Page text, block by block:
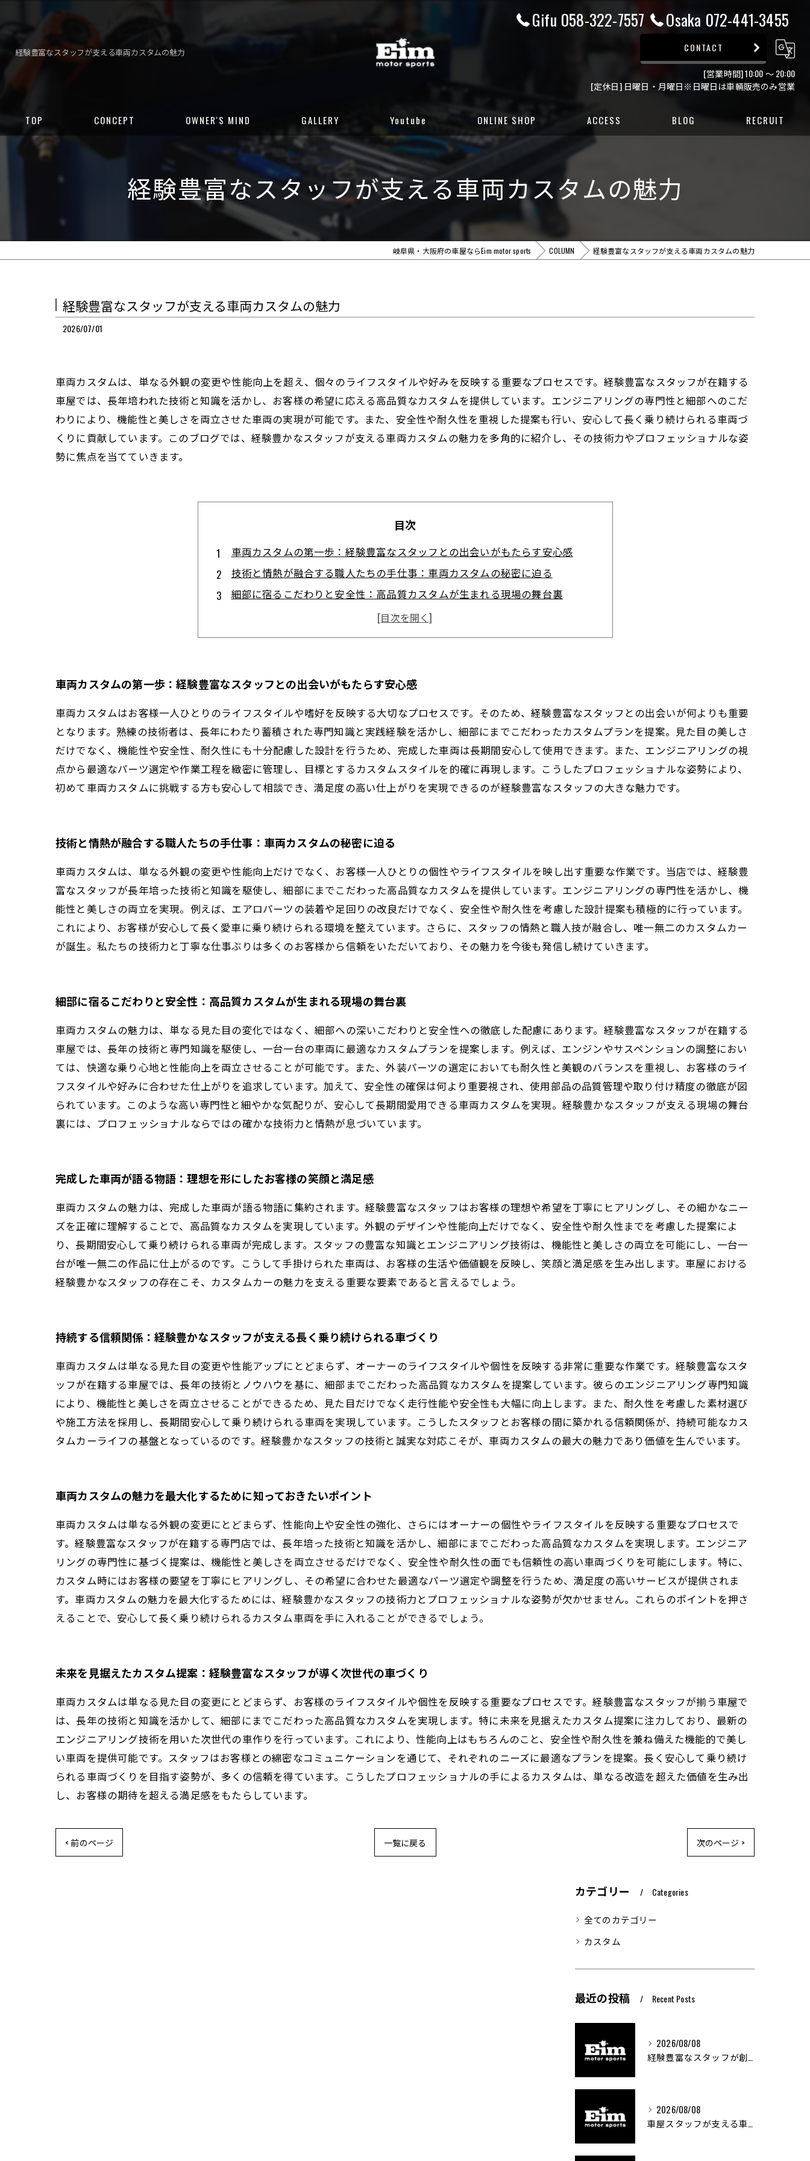
経験豊富なスタッフが支える車両カスタムの魅力
Gifu 058-322-7557 Osaka 072-441-3455
CONTACT
[営業時間] 10:00 ～ 20:00
[定休日] 日曜日・月曜日※日曜日は車輛販売のみ営業
TOP CONCEPT OWNER'S MIND GALLERY
CUSTOM GALLERY
STOCK CARS
DELIVERED CARS
Youtube ONLINE SHOP
岐阜店グーネット
大阪店カーセンサー
大阪店グーネット
ACCESS BLOG RECRUIT
経験豊富なスタッフが支える車両カスタムの魅力
岐阜県・大阪府の車屋ならEim motor sports COLUMN 経験豊富なスタッフが支える車両カスタムの魅力
経験豊富なスタッフが支える車両カスタムの魅力
2026/07/01
車両カスタムは、単なる外観の変更や性能向上を超え、個々のライフスタイルや好みを反映する重要なプロセスです。経験豊富なスタッフが在籍する
車屋では、長年培われた技術と知識を活かし、お客様の希望に応える高品質なカスタムを提供しています。エンジニアリングの専門性と細部へのこだ
わりにより、機能性と美しさを両立させた車両の実現が可能です。また、安全性や耐久性を重視した提案も行い、安心して長く乗り続けられる車両づ
くりに貢献しています。このブログでは、経験豊かなスタッフが支える車両カスタムの魅力を多角的に紹介し、その技術力やプロフェッショナルな姿
勢に焦点を当てていきます。
目次
車両カスタムの第一歩：経験豊富なスタッフとの出会いがもたらす安心感
技術と情熱が融合する職人たちの手仕事：車両カスタムの秘密に迫る
細部に宿るこだわりと安全性：高品質カスタムが生まれる現場の舞台裏
完成した車両が語る物語：理想を形にしたお客様の笑顔と満足感
持続する信頼関係：経験豊かなスタッフが支える長く乗り続けられる車づくり
未来を見据えたカスタム提案：経験豊富なスタッフが導く次世代の車づくり
車両カスタムの第一歩：経験豊富なスタッフとの出会いがもたらす安心感
車両カスタムはお客様一人ひとりのライフスタイルや嗜好を反映する大切なプロセスです。そのため、経験豊富なスタッフとの出会いが何よりも重要
となります。熟練の技術者は、長年にわたり蓄積された専門知識と実践経験を活かし、細部にまでこだわったカスタムプランを提案。見た目の美しさ
だけでなく、機能性や安全性、耐久性にも十分配慮した設計を行うため、完成した車両は長期間安心して使用できます。また、エンジニアリングの視
点から最適なパーツ選定や作業工程を緻密に管理し、目標とするカスタムスタイルを的確に再現します。こうしたプロフェッショナルな姿勢により、
初めて車両カスタムに挑戦する方も安心して相談でき、満足度の高い仕上がりを実現できるのが経験豊富なスタッフの大きな魅力です。
技術と情熱が融合する職人たちの手仕事：車両カスタムの秘密に迫る
車両カスタムは、単なる外観の変更や性能向上だけでなく、お客様一人ひとりの個性やライフスタイルを映し出す重要な作業です。当店では、経験豊
富なスタッフが長年培った技術と知識を駆使し、細部にまでこだわった高品質なカスタムを提供しています。エンジニアリングの専門性を活かし、機
能性と美しさの両立を実現。例えば、エアロパーツの装着や足回りの改良だけでなく、安全性や耐久性を考慮した設計提案も積極的に行っています。
これにより、お客様が安心して長く愛車に乗り続けられる環境を整えています。さらに、スタッフの情熱と職人技が融合し、唯一無二のカスタムカー
が誕生。私たちの技術力と丁寧な仕事ぶりは多くのお客様から信頼をいただいており、その魅力を今後も発信し続けていきます。
細部に宿るこだわりと安全性：高品質カスタムが生まれる現場の舞台裏
車両カスタムの魅力は、単なる見た目の変化ではなく、細部への深いこだわりと安全性への徹底した配慮にあります。経験豊富なスタッフが在籍する
車屋では、長年の技術と専門知識を駆使し、一台一台の車両に最適なカスタムプランを提案します。例えば、エンジンやサスペンションの調整におい
ては、快適な乗り心地と性能向上を両立させることが可能です。また、外装パーツの選定においても耐久性と美観のバランスを重視し、お客様のライ
フスタイルや好みに合わせた仕上がりを追求しています。加えて、安全性の確保は何より重要視され、使用部品の品質管理や取り付け精度の徹底が図
られています。このような高い専門性と細やかな気配りが、安心して長期間愛用できる車両カスタムを実現。経験豊かなスタッフが支える現場の舞台
裏には、プロフェッショナルならではの確かな技術力と情熱が息づいています。
完成した車両が語る物語：理想を形にしたお客様の笑顔と満足感
車両カスタムの魅力は、完成した車両が語る物語に集約されます。経験豊富なスタッフはお客様の理想や希望を丁寧にヒアリングし、その細かなニー
ズを正確に理解することで、高品質なカスタムを実現しています。外観のデザインや性能向上だけでなく、安全性や耐久性までを考慮した提案によ
り、長期間安心して乗り続けられる車両が完成します。スタッフの豊富な知識とエンジニアリング技術は、機能性と美しさの両立を可能にし、一台一
台が唯一無二の作品に仕上がるのです。こうして手掛けられた車両は、お客様の生活や価値観を反映し、笑顔と満足感を生み出します。車屋における
経験豊かなスタッフの存在こそ、カスタムカーの魅力を支える重要な要素であると言えるでしょう。
持続する信頼関係：経験豊かなスタッフが支える長く乗り続けられる車づくり
車両カスタムは単なる見た目の変更や性能アップにとどまらず、オーナーのライフスタイルや個性を反映する非常に重要な作業です。経験豊富なスタ
ッフが在籍する車屋では、長年の技術とノウハウを基に、細部までこだわった高品質なカスタムを提案しています。彼らのエンジニアリング専門知識
により、機能性と美しさを両立させることができるため、見た目だけでなく走行性能や安全性も大幅に向上します。また、耐久性を考慮した素材選び
や施工方法を採用し、長期間安心して乗り続けられる車両を実現しています。こうしたスタッフとお客様の間に築かれる信頼関係が、持続可能なカス
タムカーライフの基盤となっているのです。経験豊かなスタッフの技術と誠実な対応こそが、車両カスタムの最大の魅力であり価値を生んでいます。
車両カスタムの魅力を最大化するために知っておきたいポイント
車両カスタムは単なる外観の変更にとどまらず、性能向上や安全性の強化、さらにはオーナーの個性やライフスタイルを反映する重要なプロセスで
す。経験豊富なスタッフが在籍する専門店では、長年培った技術と知識を活かし、細部にまでこだわった高品質なカスタムを実現します。エンジニア
リングの専門性に基づく提案は、機能性と美しさを両立させるだけでなく、安全性や耐久性の面でも信頼性の高い車両づくりを可能にします。特に、
カスタム時にはお客様の要望を丁寧にヒアリングし、その希望に合わせた最適なパーツ選定や調整を行うため、満足度の高いサービスが提供されま
す。車両カスタムの魅力を最大化するためには、経験豊かなスタッフの技術力とプロフェッショナルな姿勢が欠かせません。これらのポイントを押さ
えることで、安心して長く乗り続けられるカスタム車両を手に入れることができるでしょう。
未来を見据えたカスタム提案：経験豊富なスタッフが導く次世代の車づくり
車両カスタムは単なる見た目の変更にとどまらず、お客様のライフスタイルや個性を反映する重要なプロセスです。経験豊富なスタッフが揃う車屋で
は、長年の技術と知識を活かして、細部にまでこだわった高品質なカスタムを実現します。特に未来を見据えたカスタム提案に注力しており、最新の
エンジニアリング技術を用いた次世代の車作りを行っています。これにより、性能向上はもちろんのこと、安全性や耐久性を兼ね備えた機能的で美し
い車両を提供可能です。スタッフはお客様との綿密なコミュニケーションを通じて、それぞれのニーズに最適なプランを提案。長く安心して乗り続け
られる車両づくりを目指す姿勢が、多くの信頼を得ています。こうしたプロフェッショナルの手によるカスタムは、単なる改造を超えた価値を生み出
し、お客様の期待を超える満足感をもたらしています。
< 前のページ 一覧に戻る 次のページ >
カテゴリー Categories
全てのカテゴリー
カスタム
最近の投稿 Recent Posts
2026/08/08
経験豊富なスタッフが創る車屋の魅力と技術
2026/08/08
車屋スタッフが支える車両カスタムの魅力と技術進化